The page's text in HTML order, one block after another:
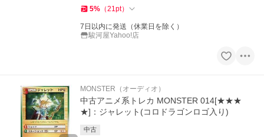
5% （21pt）
7日以内に発送（休業日を除く）
駿河屋Yahoo!店
MONSTER（オーディオ）
中古アニメ系トレカ MONSTER 014[★★★
★]：ジャレット(コロドラゴンロゴ入り)
中古